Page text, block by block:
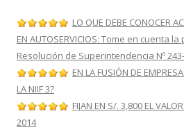
LO QUE DEBE CONOCER
EN AUTOSERVICIOS: Tome en cuenta
Resolución de Superintendencia Nº
EN LA FUSIÓN DE
LA NIIF 3?
FIJAN EN S/. 3,800 EL
2014